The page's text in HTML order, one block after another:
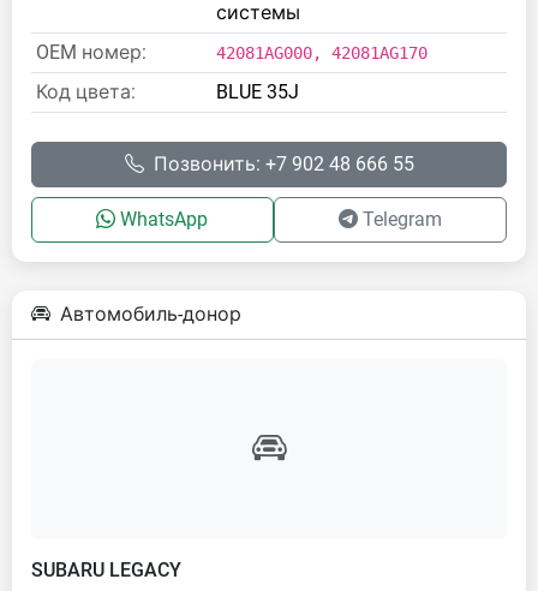
системы
OEM номер:
42081AG000, 42081AG170
Код цвета: BLUE 35J
Позвонить: +7 902 48 666 55
WhatsApp Telegram
Автомобиль-донор
SUBARU LEGACY